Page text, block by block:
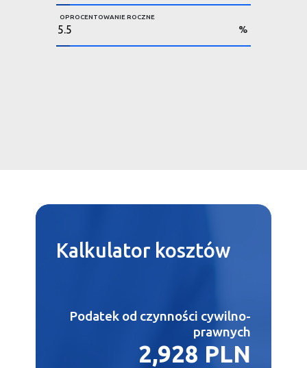
OPROCENTOWANIE ROCZNE
%
Kalkulatorkosztów
Podatek od czynności cywilno-
prawnych
2,928 PLN